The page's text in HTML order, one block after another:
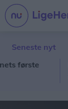
Seneste nyt
til